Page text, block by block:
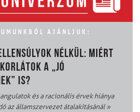
AJÁNLJUK:
NÉLKÜL: MIÉRT
A „JÓ
IS?
és a racionális érvek hiánya
az államszervezet átalakításánál»